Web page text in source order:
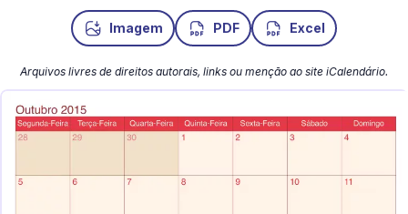
Imagem PDF Excel
Arquivos livres de direitos autorais, links ou menção ao site iCalendário.